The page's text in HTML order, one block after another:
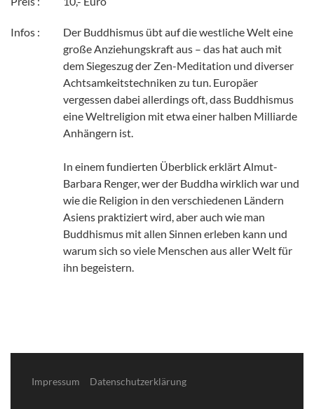
Infos :
Der Buddhismus übt auf die westliche Welt eine
große Anziehungskraft aus – das hat auch mit
dem Siegeszug der Zen-Meditation und diverser
Achtsamkeitstechniken zu tun. Europäer
vergessen dabei allerdings oft, dass Buddhismus
eine Weltreligion mit etwa einer halben Milliarde
Anhängern ist.
In einem fundierten Überblick erklärt Almut-
Barbara Renger, wer der Buddha wirklich war und
wie die Religion in den verschiedenen Ländern
Asiens praktiziert wird, aber auch wie man
Buddhismus mit allen Sinnen erleben kann und
warum sich so viele Menschen aus aller Welt für
ihn begeistern.
Impressum Datenschutzerklärung